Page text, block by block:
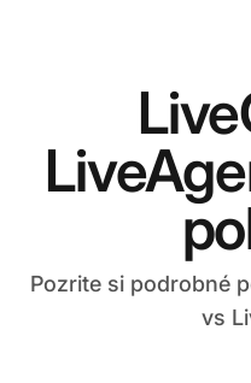
Pozrite si podrobné
vs